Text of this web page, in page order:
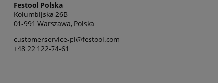
Festool Polska
Kolumbijska 26B
01-991 Warszawa, Polska
customerservice-pl@festool.com
+48 22 122-74-61